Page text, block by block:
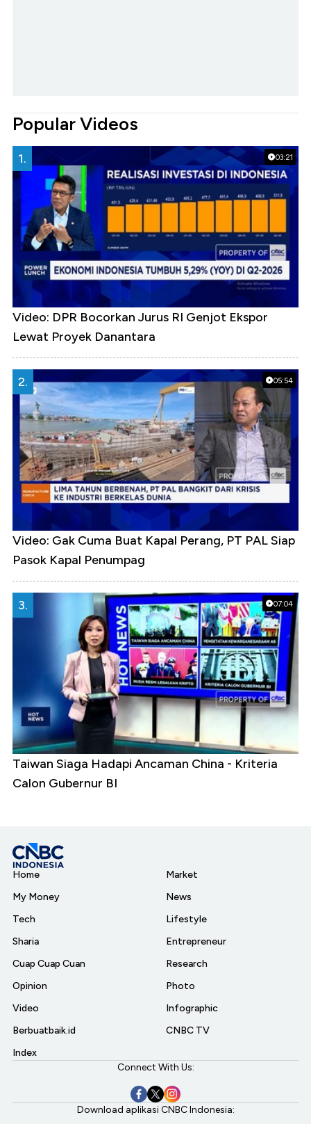
Popular Videos
03:21
1.
Video: DPR Bocorkan Jurus RI Genjot Ekspor
Lewat Proyek Danantara
05:54
2.
Video: Gak Cuma Buat Kapal Perang, PT PAL Siap
Pasok Kapal Penumpag
07:04
3.
Taiwan Siaga Hadapi Ancaman China - Kriteria
Calon Gubernur BI
Home
My Money
Tech
Sharia
Cuap Cuap Cuan
Opinion
Video
Berbuatbaik.id
Index
Market
News
Lifestyle
Entrepreneur
Research
Photo
Infographic
CNBC TV
Connect With Us:
Download aplikasi CNBC Indonesia: